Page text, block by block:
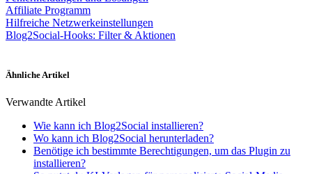
Affiliate Programm
Hilfreiche Netzwerkeinstellungen
Blog2Social-Hooks: Filter & Aktionen
Ähnliche Artikel
Verwandte Artikel
Wie kann ich Blog2Social installieren?
Wo kann ich Blog2Social herunterladen?
Benötige ich bestimmte Berechtigungen, um das Plugin zu
installieren?